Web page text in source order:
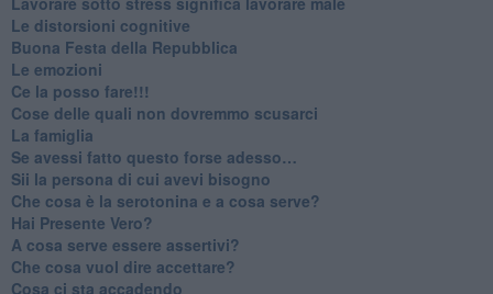
​Le distorsioni cognitive
​Buona Festa della Repubblica
Le emozioni
​Ce la posso fare!!!
​Cose delle quali non dovremmo scusarci
​La famiglia
​Se avessi fatto questo forse adesso…
​Sii la persona di cui avevi bisogno
Che cosa è la serotonina e a cosa serve?
​Hai Presente Vero?
A cosa serve essere assertivi?
​Che cosa vuol dire accettare?
​Cosa ci sta accadendo